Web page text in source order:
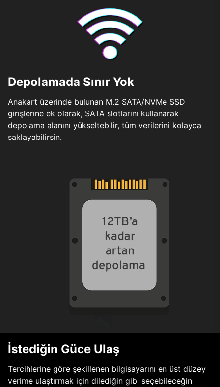
Depolamada Sınır Yok
Anakart üzerinde bulunan M.2 SATA/NVMe SSD
girişlerine ek olarak, SATA slotlarını kullanarak
depolama alanını yükseltebilir, tüm verilerini kolayca
saklayabilirsin.
İstediğin Güce Ulaş
Tercihlerine göre şekillenen bilgisayarını en üst düzey
verime ulaştırmak için dilediğin gibi seçebileceğin